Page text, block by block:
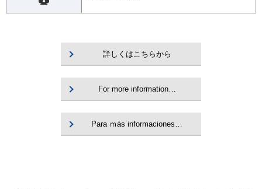
詳しくはこちらから
For more information…
Para ｍás informaciones…